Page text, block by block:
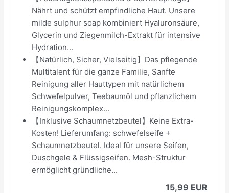
Nährt und schützt empfindliche Haut. Unsere
milde sulphur soap kombiniert Hyaluronsäure,
Glycerin und Ziegenmilch-Extrakt für intensive
Hydration...
【Natürlich, Sicher, Vielseitig】Das pflegende
Multitalent für die ganze Familie, Sanfte
Reinigung aller Hauttypen mit natürlichem
Schwefelpulver, Teebaumöl und pflanzlichem
Reinigungskomplex...
【Inklusive Schaumnetzbeutel】Keine Extra-
Kosten! Lieferumfang: schwefelseife +
Schaumnetzbeutel. Ideal für unsere Seifen,
Duschgele & Flüssigseifen. Mesh-Struktur
ermöglicht gründliche...
15,99 EUR